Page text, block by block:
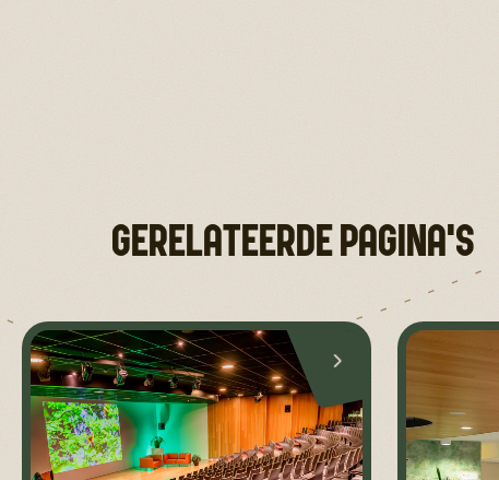
GERELATEERDE PAGINA'S